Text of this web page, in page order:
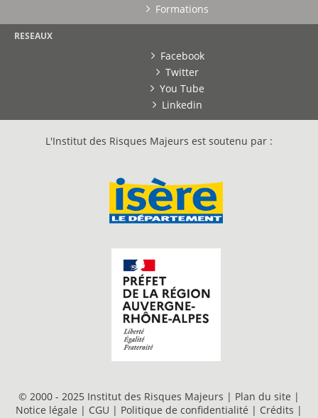
Formations
RESEAUX
Facebook
Twitter
You Tube
Linkedin
L'Institut des Risques Majeurs est soutenu par :
© 2000 - 2025 Institut des Risques Majeurs | Plan du site |
Notice légale | CGU | Politique de confidentialité | Crédits |